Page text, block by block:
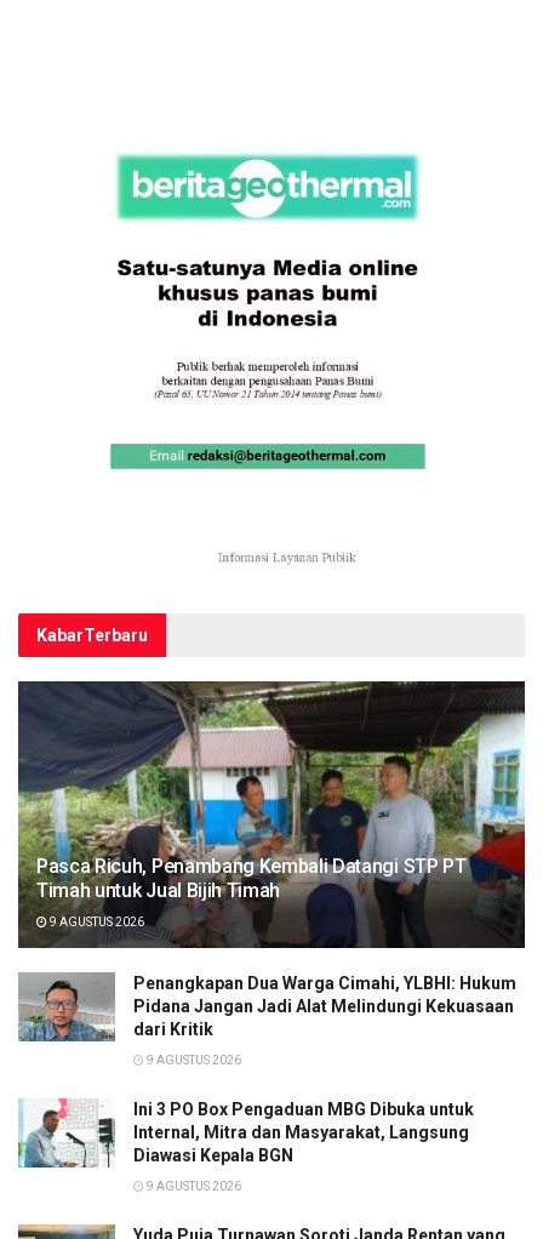
KabarTerbaru
Pasca Ricuh, Penambang Kembali Datangi STP PT
Timah untuk Jual Bijih Timah
9 AGUSTUS 2026
Penangkapan Dua Warga Cimahi, YLBHI: Hukum
Pidana Jangan Jadi Alat Melindungi Kekuasaan
dari Kritik
9 AGUSTUS 2026
Ini 3 PO Box Pengaduan MBG Dibuka untuk
Internal, Mitra dan Masyarakat, Langsung
Diawasi Kepala BGN
9 AGUSTUS 2026
Yuda Puja Turnawan Soroti Janda Rentan yang